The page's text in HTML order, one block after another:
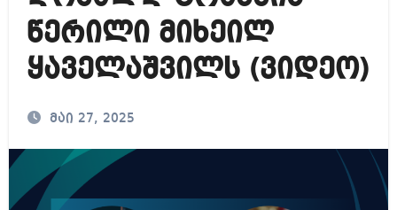
წერილი მიხეილ
ყაველაშვილს (ვიდეო)
მაი 27, 2025